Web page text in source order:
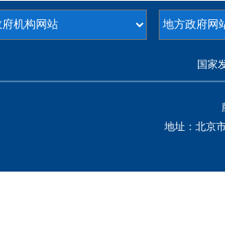
国家
地址：北京